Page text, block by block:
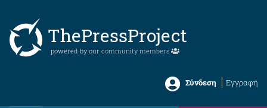
ThePressProject
powered by our community members
Σύνδεση Εγγραφή